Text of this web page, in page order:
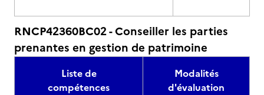
RNCP42360BC02 - Conseiller les parties
prenantes en gestion de patrimoine
Liste de
compétences
Modalités
d'évaluation